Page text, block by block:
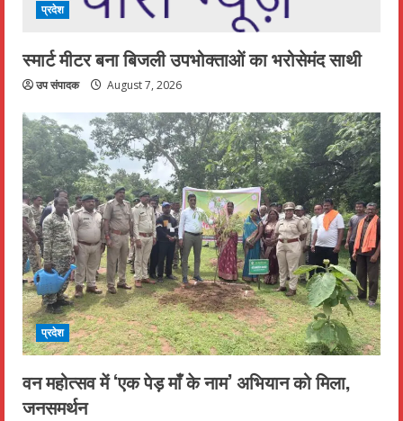
प्रदेश
स्मार्ट मीटर बना बिजली उपभोक्ताओं का भरोसेमंद साथी
उप संपादक August 7, 2026
प्रदेश
वन महोत्सव में ‘एक पेड़ माँ के नाम’ अभियान को मिला,
जनसमर्थन